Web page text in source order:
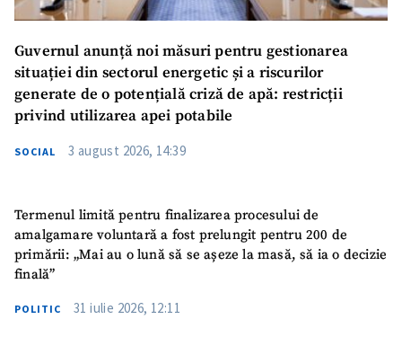
Guvernul anunță noi măsuri pentru gestionarea
situației din sectorul energetic și a riscurilor
generate de o potențială criză de apă: restricții
privind utilizarea apei potabile
SOCIAL 3 august 2026, 14:39
Termenul limită pentru finalizarea procesului de
amalgamare voluntară a fost prelungit pentru 200 de
primării: „Mai au o lună să se așeze la masă, să ia o decizie
finală”
POLITIC 31 iulie 2026, 12:11